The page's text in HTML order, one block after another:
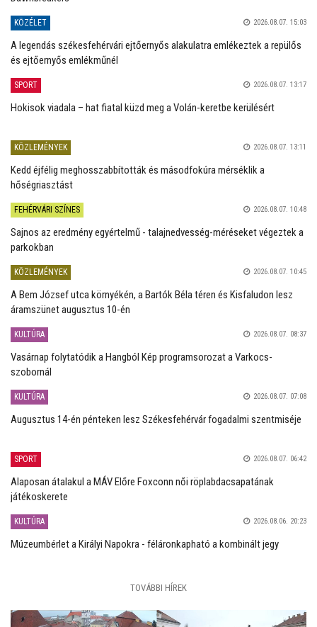
KÖZÉLET 2026.08.07. 15:03
A legendás székesfehérvári ejtőernyős alakulatra emlékeztek a repülős
és ejtőernyős emlékműnél
SPORT 2026.08.07. 13:17
Hokisok viadala – hat fiatal küzd meg a Volán-keretbe kerülésért
KÖZLEMÉNYEK 2026.08.07. 13:11
Kedd éjfélig meghosszabbították és másodfokúra mérséklik a
hőségriasztást
FEHÉRVÁRI SZÍNES 2026.08.07. 10:48
Sajnos az eredmény egyértelmű - talajnedvesség-méréseket végeztek a
parkokban
KÖZLEMÉNYEK 2026.08.07. 10:45
A Bem József utca környékén, a Bartók Béla téren és Kisfaludon lesz
áramszünet augusztus 10-én
KULTÚRA 2026.08.07. 08:37
Vasárnap folytatódik a Hangból Kép programsorozat a Varkocs-
szobornál
KULTÚRA 2026.08.07. 07:08
Augusztus 14-én pénteken lesz Székesfehérvár fogadalmi szentmiséje
SPORT 2026.08.07. 06:42
Alaposan átalakul a MÁV Előre Foxconn női röplabdacsapatának
játékoskerete
KULTÚRA 2026.08.06. 20:23
Múzeumbérlet a Királyi Napokra - féláronkapható a kombinált jegy
TOVÁBBI HÍREK